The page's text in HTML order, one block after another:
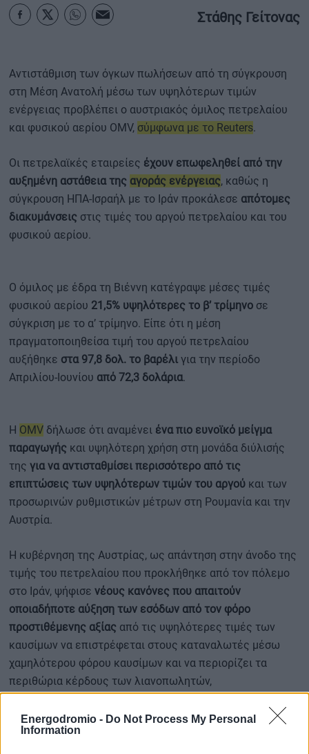
Energodromio - Do Not Process My Personal
Information
Στάθης Γείτονας
Αντιστάθμιση των όγκων πωλήσεων από τη σύγκρουση
στη Μέση Ανατολή μέσω των υψηλότερων τιμών
ενέργειας προβλέπει ο αυστριακός όμιλος πετρελαίου
και φυσικού αερίου OMV, σύμφωνα με το Reuters.
Οι πετρελαϊκές εταιρείες έχουν επωφεληθεί από την
αυξημένη αστάθεια της αγοράς ενέργειας, καθώς η
σύγκρουση ΗΠΑ-Ισραήλ με το Ιράν προκάλεσε απότομες
διακυμάνσεις στις τιμές του αργού πετρελαίου και του
φυσικού αερίου.
Ο όμιλος με έδρα τη Βιέννη κατέγραψε μέσες τιμές
φυσικού αερίου 21,5% υψηλότερες το β’ τρίμηνο σε
σύγκριση με το α’ τρίμηνο. Είπε ότι η μέση
πραγματοποιηθείσα τιμή του αργού πετρελαίου
αυξήθηκε στα 97,8 δολ. το βαρέλι για την περίοδο
Απριλίου-Ιουνίου από 72,3 δολάρια.
Η OMV δήλωσε ότι αναμένει ένα πιο ευνοϊκό μείγμα
παραγωγής και υψηλότερη χρήση στη μονάδα διύλισής
της για να αντισταθμίσει περισσότερο από τις
επιπτώσεις των υψηλότερων τιμών του αργού και των
προσωρινών ρυθμιστικών μέτρων στη Ρουμανία και την
Αυστρία.
Η κυβέρνηση της Αυστρίας, ως απάντηση στην άνοδο της
τιμής του πετρελαίου που προκλήθηκε από τον πόλεμο
στο Ιράν, ψήφισε νέους κανόνες που απαιτούν
οποιαδήποτε αύξηση των εσόδων από τον φόρο
προστιθέμενης αξίας από τις υψηλότερες τιμές των
καυσίμων να επιστρέφεται στους καταναλωτές μέσω
χαμηλότερου φόρου καυσίμων και να περιορίζει τα
περιθώρια κέρδους των λιανοπωλητών,